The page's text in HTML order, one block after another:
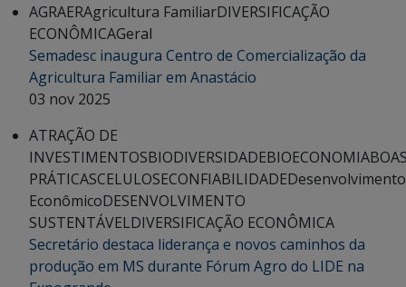
AGRAERAgricultura FamiliarDIVERSIFICAÇÃO
ECONÔMICAGeral
Semadesc inaugura Centro de Comercialização da
Agricultura Familiar em Anastácio
03 nov 2025
ATRAÇÃO DE
INVESTIMENTOSBIODIVERSIDADEBIOECONOMIA
PRÁTICASCELULOSECONFIABILIDADEDesenvolvimento
EconômicoDESENVOLVIMENTO
SUSTENTÁVELDIVERSIFICAÇÃO ECONÔMICA
Secretário destaca liderança e novos caminhos da
produção em MS durante Fórum Agro do LIDE na